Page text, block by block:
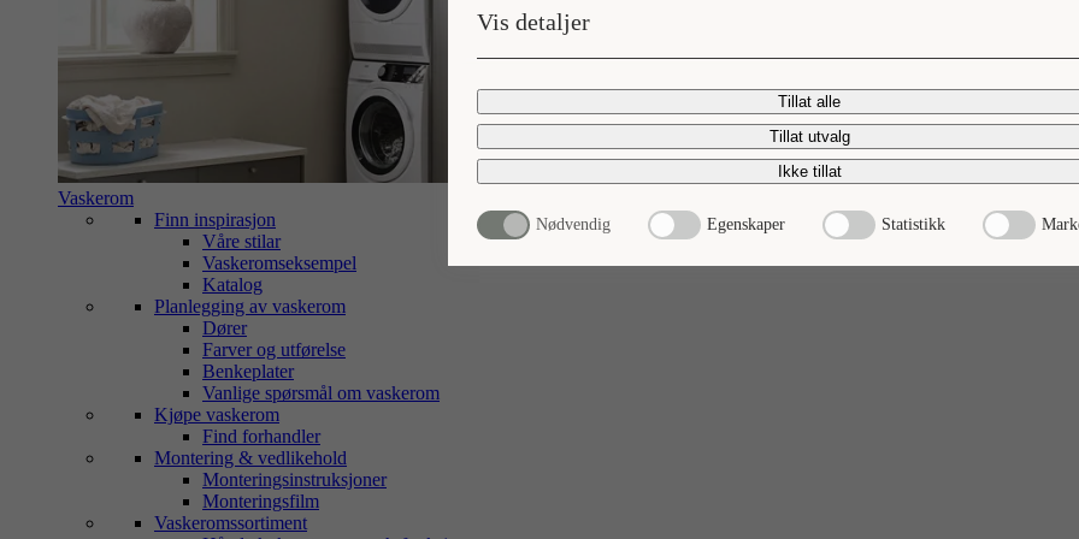
Vis detaljer
Tillat alle
Tillat utvalg
Ikke tillat
Nødvendig Egenskaper Statistikk
Vaskerom
Finn inspirasjon
Våre stilar
Vaskeromseksempel
Katalog
Planlegging av vaskerom
Dører
Farver og utførelse
Benkeplater
Vanlige spørsmål om vaskerom
Kjøpe vaskerom
Find forhandler
Montering & vedlikehold
Monteringsinstruksjoner
Monteringsfilm
Vaskeromssortiment